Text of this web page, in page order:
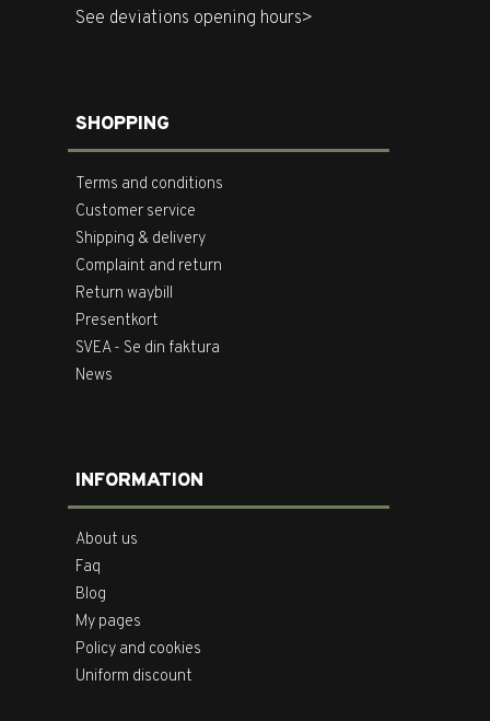
See deviations opening hours>
SHOPPING
Terms and conditions
Customer service
Shipping & delivery
Complaint and return
Return waybill
Presentkort
SVEA - Se din faktura
News
INFORMATION
About us
Faq
Blog
My pages
Policy and cookies
Uniform discount